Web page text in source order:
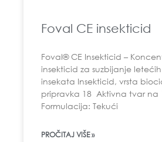
Foval CE insekticid
Foval® CE Insekticid –
insekticid za suzbijanje
insekata Insekticid, vrsta
pripravka 18 Aktivna tvar na
Formulacija: Tekući
PROČITAJ VIŠE »